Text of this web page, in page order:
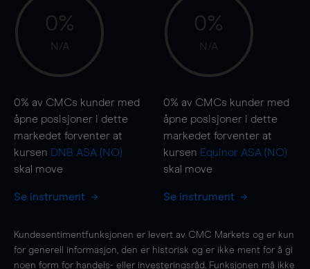
0%
N/A
0% av CMCs kunder med
åpne posisjoner i dette
markedet forventer at
kursen DNB ASA (NO)
skal move
Se instrument
0%
N/A
0% av CMCs kunder med
åpne posisjoner i dette
markedet forventer at
kursen Equinor ASA (NO)
skal move
Se instrument
Kundesentimentfunksjonen er levert av CMC Markets og er kun
for generell informasjon, den er historisk og er ikke ment for å gi
noen form for handels- eller investeringsråd. Funksjonen må ikke